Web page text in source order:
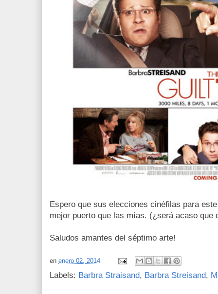
Espero que sus elecciones cinéfilas para
mejor puerto que las mías. (¿será acaso que
Saludos amantes del séptimo arte!
en enero 02, 2014
Labels: Barbra Straisand, Barbra Streisand,